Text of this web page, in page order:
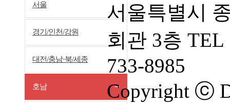
서울
경기/인천/강원
대전/충남·북/세종
호남
서울특별시
회관 3층
733-8985
Copyright ⓒ